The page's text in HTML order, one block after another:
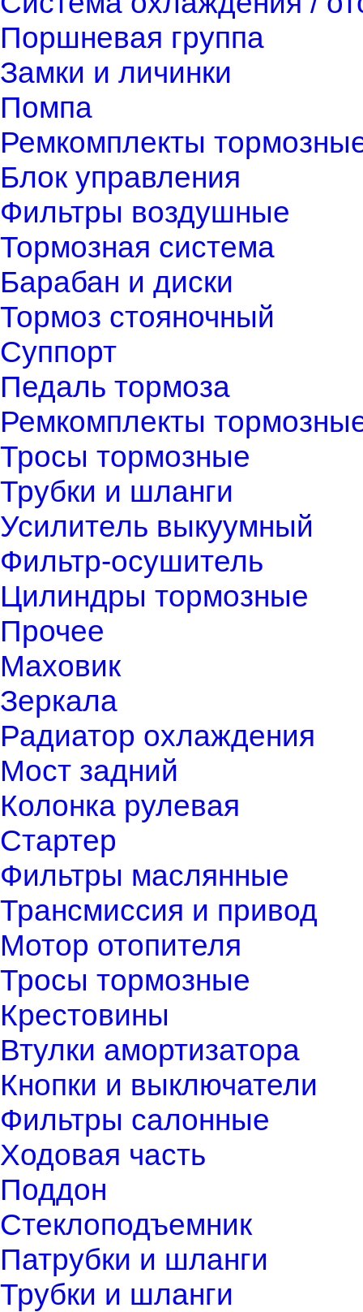
Поршневая группа
Замки и личинки
Помпа
Ремкомплекты
Блок управления
Фильтры воздушные
Тормозная система
Барабан и диски
Тормоз стояночный
Суппорт
Педаль тормоза
Ремкомплекты
Тросы тормозные
Трубки и шланги
Усилитель выкуумный
Фильтр-осушитель
Цилиндры тормозные
Прочее
Маховик
Зеркала
Радиатор охлаждения
Мост задний
Колонка рулевая
Стартер
Фильтры маслянные
Трансмиссия и привод
Мотор отопителя
Тросы тормозные
Крестовины
Втулки амортизатора
Кнопки и выключатели
Фильтры салонные
Ходовая часть
Поддон
Стеклоподъемник
Патрубки и шланги
Трубки и шланги